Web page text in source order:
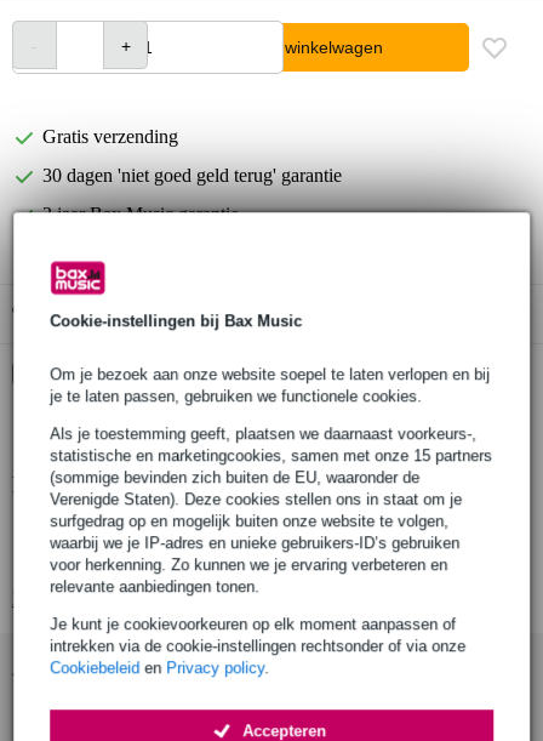
Cookie-instellingen bij Bax Music
Om je bezoek aan onze website soepel te laten verlopen en bij
je te laten passen, gebruiken we functionele cookies.
Als je toestemming geeft, plaatsen we daarnaast voorkeurs-,
statistische en marketingcookies, samen met onze 15 partners
(sommige bevinden zich buiten de EU, waaronder de
Verenigde Staten). Deze cookies stellen ons in staat om je
surfgedrag op en mogelijk buiten onze website te volgen,
waarbij we je IP-adres en unieke gebruikers-ID’s gebruiken
voor herkenning. Zo kunnen we je ervaring verbeteren en
relevante aanbiedingen tonen.
Je kunt je cookievoorkeuren op elk moment aanpassen of
intrekken via de cookie-instellingen rechtsonder of via onze
Cookiebeleid en Privacy policy.
Accepteren
In winkelwagen
Gratis verzending
30 dagen 'niet goed geld terug' garantie
3 jaar Bax Music garantie
Gratis ophalen in de winkel
Kies nu voor 2 jaar extra Bax Music garantie en meer
voordelen
€ 8,85 eenmalig
Productinformatie
Diameter: 48 – 51 mm
Materiaal: staal, aluminiuma
Bekijk alle productspecificaties
Accessoires (9)